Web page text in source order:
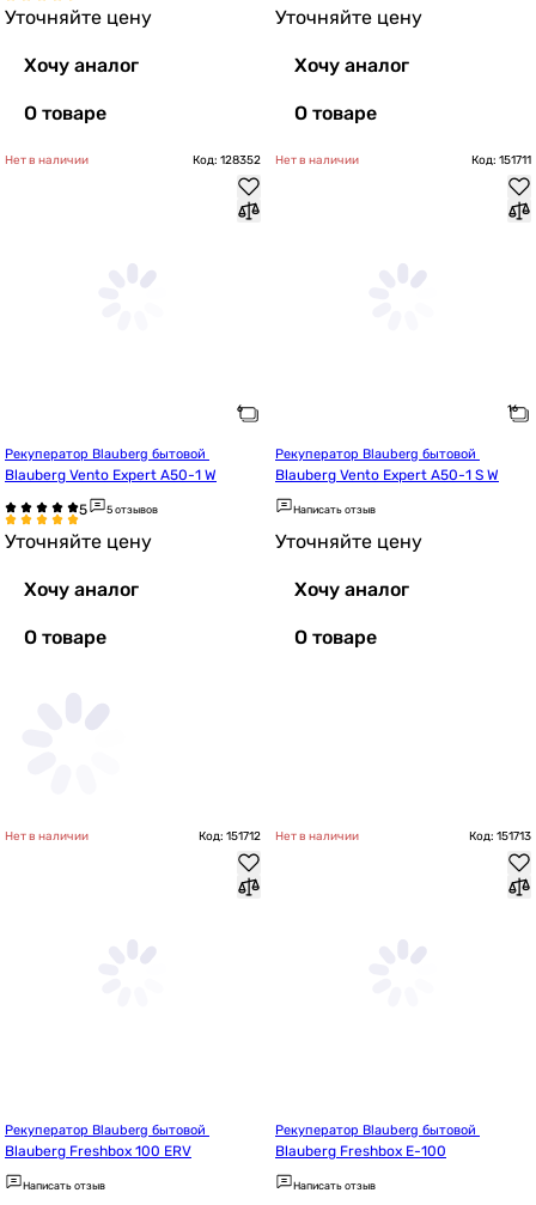
Уточняйте цену
Хочу аналог
О товаре
Уточняйте цену
Хочу аналог
О товаре
Нет в наличии Код: 128352
Blauberg Vento Expert A50-1 W
5 отзывов
Уточняйте цену
Хочу аналог
О товаре
Нет в наличии Код: 151711
Blauberg Vento Expert A50-1 S W
Написать отзыв
Уточняйте цену
Хочу аналог
О товаре
Нет в наличии Код: 151712
Blauberg Freshbox 100 ERV
Написать отзыв
Нет в наличии Код: 151713
Blauberg Freshbox E-100
Написать отзыв